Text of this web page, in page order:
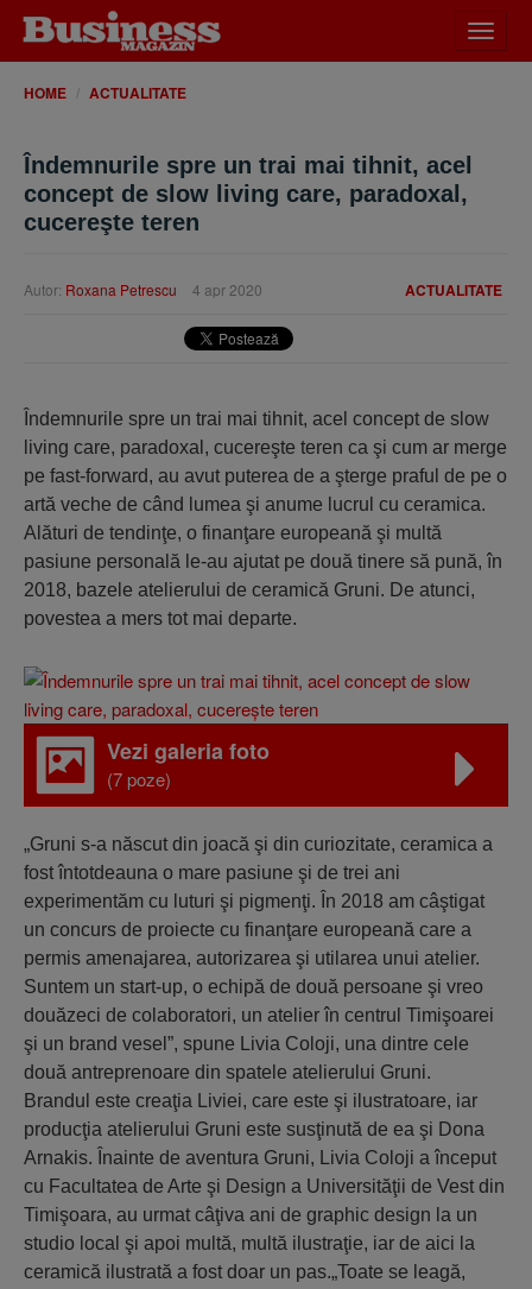
meniu
HOME ACTUALITATE
Îndemnurile spre un trai mai tihnit, acel
concept de slow living care, paradoxal,
cucereşte teren
ACTUALITATE
Autor: Roxana Petrescu 4 apr 2020
Îndemnurile spre un trai mai tihnit, acel concept de slow
living care, paradoxal, cucereşte teren ca şi cum ar merge
pe fast-forward, au avut puterea de a şterge praful de pe o
artă veche de când lumea şi anume lucrul cu ceramica.
Alături de tendinţe, o finanţare europeană şi multă
pasiune personală le-au ajutat pe două tinere să pună, în
2018, bazele atelierului de ceramică Gruni. De atunci,
povestea a mers tot mai departe.
Vezi galeria foto
(7 poze)
„Gruni s-a născut din joacă şi din curiozitate, ceramica a
fost întotdeauna o mare pasiune şi de trei ani
experimentăm cu luturi şi pigmenţi. În 2018 am câştigat
un concurs de proiecte cu finanţare europeană care a
permis amenajarea, autorizarea şi utilarea unui atelier.
Suntem un start-up, o echipă de două persoane şi vreo
douăzeci de colaboratori, un atelier în centrul Timişoarei
şi un brand vesel”, spune Livia Coloji, una dintre cele
două antreprenoare din spatele atelierului Gruni.
Brandul este creaţia Liviei, care este şi ilustratoare, iar
producţia atelierului Gruni este susţinută de ea şi Dona
Arnakis. Înainte de aventura Gruni, Livia Coloji a început
cu Facultatea de Arte şi Design a Universităţii de Vest din
Timişoara, au urmat câţiva ani de graphic design la un
studio local şi apoi multă, multă ilustraţie, iar de aici la
ceramică ilustrată a fost doar un pas.„Toate se leagă,